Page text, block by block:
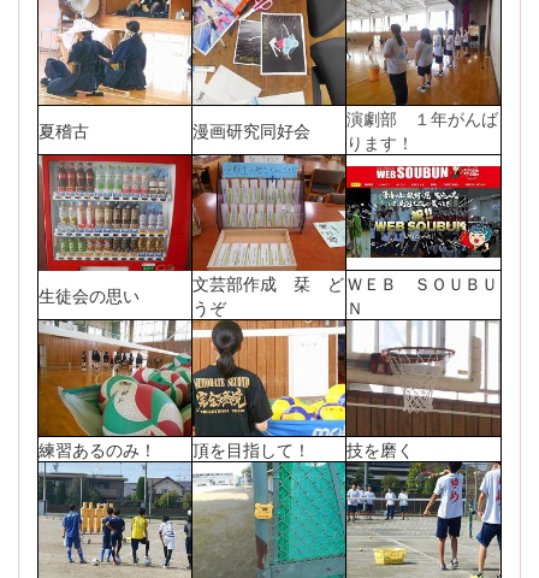
夏稽古 漫画研究同好会
演劇部 １年がんば
ります！
生徒会の思い
文芸部作成 栞 ど
うぞ
ＷＥＢ ＳＯＵＢＵ
Ｎ
練習あるのみ！ 頂を目指して！ 技を磨く